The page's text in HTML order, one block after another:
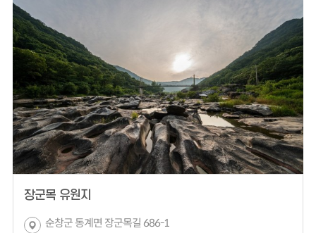
장군목 유원지
순창군 동계면 장군목길 686-1